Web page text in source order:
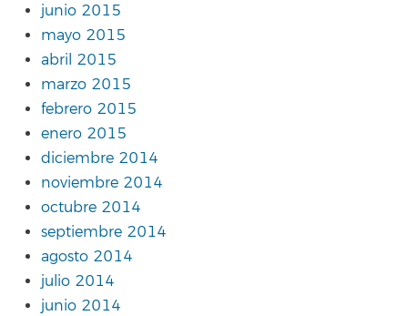
junio 2015
mayo 2015
abril 2015
marzo 2015
febrero 2015
enero 2015
diciembre 2014
noviembre 2014
octubre 2014
septiembre 2014
agosto 2014
julio 2014
junio 2014